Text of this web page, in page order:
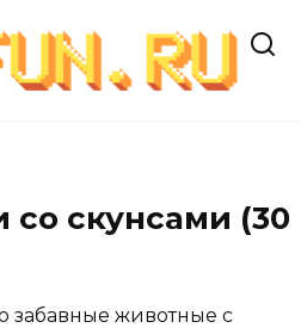
скунсами (30
забавные животные с